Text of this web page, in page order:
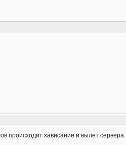
происходит зависание и вылет сервера.